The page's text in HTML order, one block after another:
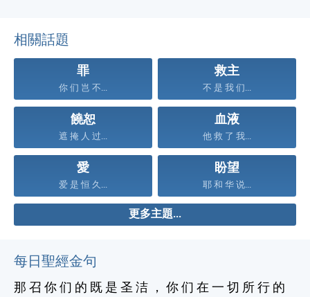
相關話題
罪
你 们 岂 不...
救主
不 是 我 们...
饒恕
遮 掩 人 过...
血液
他 救 了 我...
愛
爱 是 恒 久...
盼望
耶 和 华 说...
更多主題...
每日聖經金句
那 召 你 们 的 既 是 圣 洁 ， 你 们 在 一 切 所 行 的